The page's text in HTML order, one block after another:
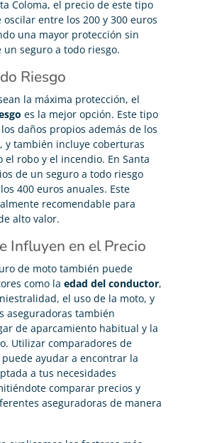
Coloma, el precio de este tipo
entre los 200 y 300 euros
una mayor protección sin
un seguro a todo riesgo.
Riesgo
la máxima protección, el
es la mejor opción. Este tipo
daños propios además de los
y también incluye coberturas
el robo y el incendio. En Santa
de un seguro a todo riesgo
400 euros anuales. Este
recomendable para
alto valor.
Influyen en el Precio
de moto también puede
como la edad del conductor,
el uso de la moto, y
aseguradoras también
de aparcamiento habitual y la
Utilizar comparadores de
ayudar a encontrar la
a tus necesidades
comparar precios y
aseguradoras de manera